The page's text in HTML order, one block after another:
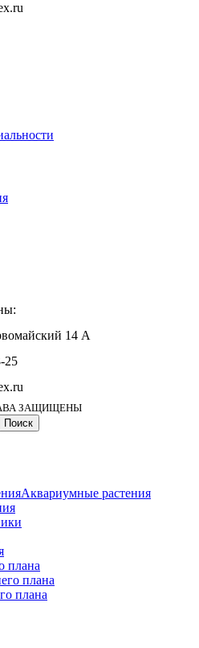
14 А
25
ЗАЩИЩЕНЫ
Поиск
Аквариумные растения
плана
плана
плана